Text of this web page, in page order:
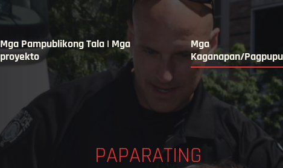
Mga Pampublikong Tala | Mga
proyekto
Mga
Kaganapan/
PAPARATING